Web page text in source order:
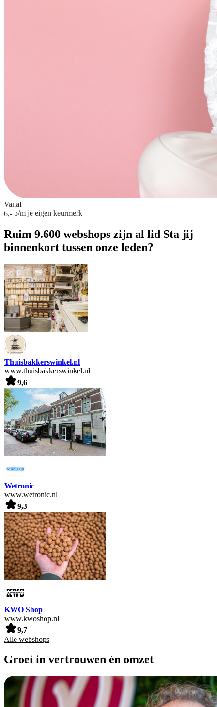
Vanaf
6,- p/m je eigen keurmerk
Ruim 9.600 webshops zijn al lid Sta jij
binnenkort tussen onze leden?
Thuisbakkerswinkel.nl
www.thuisbakkerswinkel.nl
9,6
Wetronic
www.wetronic.nl
9,3
KWO Shop
www.kwoshop.nl
9,7
Alle webshops
Groei in vertrouwen én omzet